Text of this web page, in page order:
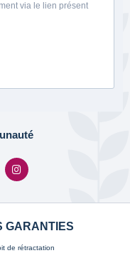
via le lien présent
GARANTIES
de rétractation